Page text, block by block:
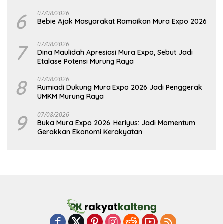
6 07/08/2026
Bebie Ajak Masyarakat Ramaikan Mura Expo 2026
7 07/08/2026
Dina Maulidah Apresiasi Mura Expo, Sebut Jadi
Etalase Potensi Murung Raya
8 07/08/2026
Rumiadi Dukung Mura Expo 2026 Jadi Penggerak
UMKM Murung Raya
9 07/08/2026
Buka Mura Expo 2026, Heriyus: Jadi Momentum
Gerakkan Ekonomi Kerakyatan